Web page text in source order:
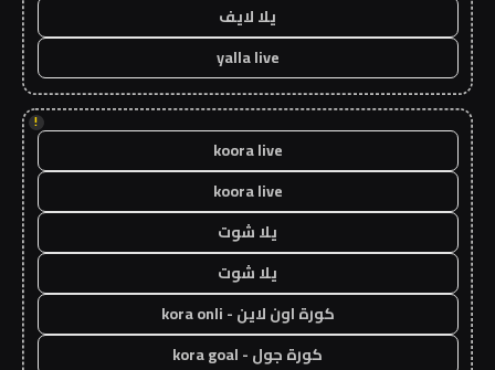
يلا لايف
yalla live
!
koora live
koora live
يلا شوت
يلا شوت
كورة اون لاين - kora onli
كورة جول - kora goal